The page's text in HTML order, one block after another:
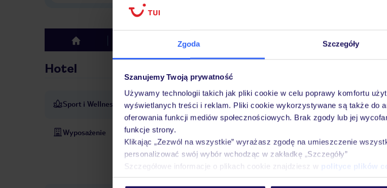
Zgoda Szczegóły
Szanujemy Twoją prywatność
Używamy technologii takich jak pliki cookie w celu poprawy komfortu
wyświetlanych treści i reklam. Pliki cookie wykorzystywane są także do
oferowania funkcji mediów społecznościowych. Brak zgody lub jej
funkcje strony.
Klikając „Zezwól na wszystkie” wyrażasz zgodę na umieszczenie
personalizować swój wybór wchodząc w zakładkę „Szczegóły”
Szczegółowe informacje o plikach cookie znajdziesz w polityce plików
top Wyżywienie
Hotel
Sport i Wellness Wypożyczalnia rowerów
Wyposażenie Recepcja czynna całą dobę
12:00:00
Rok otwarcia hotelu: 1920 Sejf hotelowy Wi-Fi w hotelu
1992
Winda Liczba wind: 1 Łączna liczba pięter: 6 Łączna liczba pokoi: 66
American Express, Diners Club, EC Maestro, Mastercard, Visa